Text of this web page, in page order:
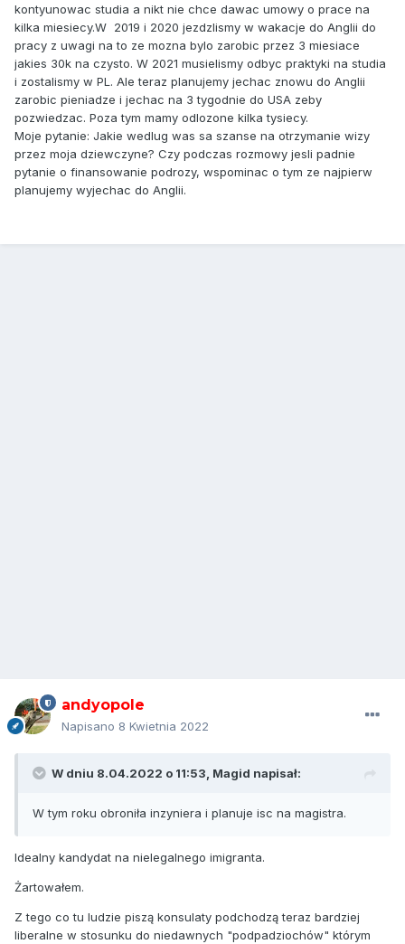
kontyunowac studia a nikt nie chce dawac umowy o prace na
kilka miesiecy.W 2019 i 2020 jezdzlismy w wakacje do Anglii do
pracy z uwagi na to ze mozna bylo zarobic przez 3 miesiace
jakies 30k na czysto. W 2021 musielismy odbyc praktyki na studia
i zostalismy w PL. Ale teraz planujemy jechac znowu do Anglii
zarobic pieniadze i jechac na 3 tygodnie do USA zeby
pozwiedzac. Poza tym mamy odlozone kilka tysiecy.
Moje pytanie: Jakie wedlug was sa szanse na otrzymanie wizy
przez moja dziewczyne? Czy podczas rozmowy jesli padnie
pytanie o finansowanie podrozy, wspominac o tym ze najpierw
planujemy wyjechac do Anglii.
andyopole
Napisano 8 Kwietnia 2022
W dniu 8.04.2022 o 11:53, Magid napisał:
W tym roku obroniła inzyniera i planuje isc na magistra.
Idealny kandydat na nielegalnego imigranta.
Żartowałem.
Z tego co tu ludzie piszą konsulaty podchodzą teraz bardziej
liberalne w stosunku do niedawnych "podpadziochów" którym